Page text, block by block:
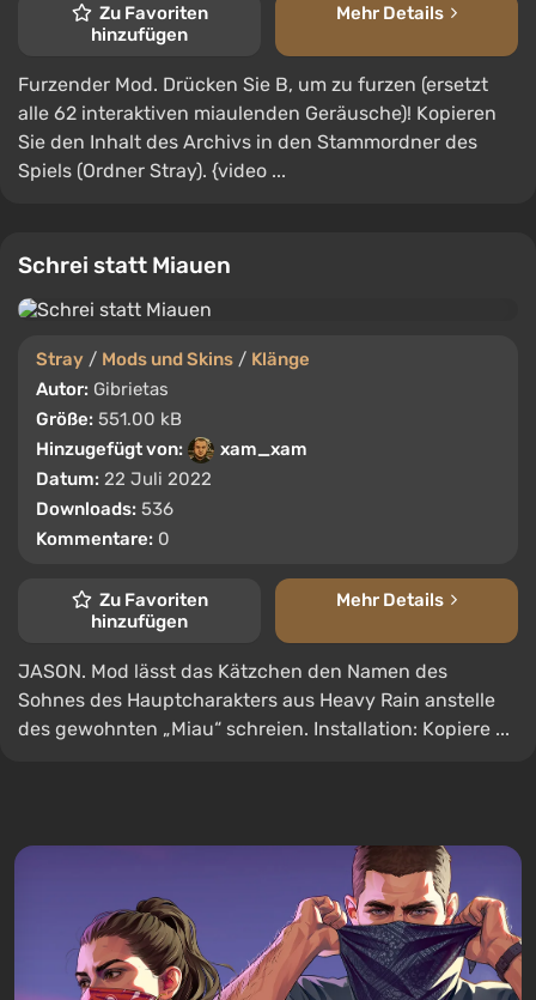
Zu Favoriten
hinzufügen
Mehr Details
Furzender Mod. Drücken Sie B, um zu furzen (ersetzt
alle 62 interaktiven miaulenden Geräusche)! Kopieren
Sie den Inhalt des Archivs in den Stammordner des
Spiels (Ordner Stray). {video ...
Schrei statt Miauen
Stray / Mods und Skins / Klänge
Autor: Gibrietas
Größe: 551.00 kB
Hinzugefügt von:
xam_xam
Datum: 22 Juli 2022
Downloads: 536
Kommentare: 0
Zu Favoriten
hinzufügen
Mehr Details
JASON. Mod lässt das Kätzchen den Namen des
Sohnes des Hauptcharakters aus Heavy Rain anstelle
des gewohnten „Miau“ schreien. Installation: Kopiere ...